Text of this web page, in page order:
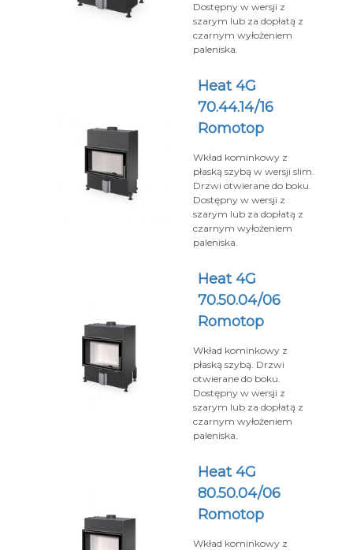
Dostępny w wersji z
szarym lub za dopłatą z
czarnym wyłożeniem
paleniska.
Heat 4G
70.44.14/16
Romotop
Wkład kominkowy z
płaską szybą w wersji slim.
Drzwi otwierane do boku.
Dostępny w wersji z
szarym lub za dopłatą z
czarnym wyłożeniem
paleniska.
Heat 4G
70.50.04/06
Romotop
Wkład kominkowy z
płaską szybą. Drzwi
otwierane do boku.
Dostępny w wersji z
szarym lub za dopłatą z
czarnym wyłożeniem
paleniska.
Heat 4G
80.50.04/06
Romotop
Wkład kominkowy z